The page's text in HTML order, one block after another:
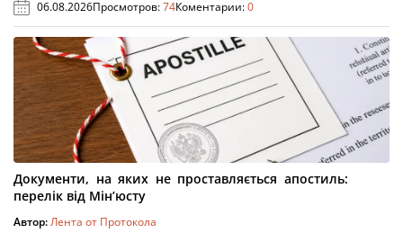
06.08.2026Просмотров:74Коментарии:0
Документи, на яких не проставляється апостиль:
перелік від Мін’юсту
Автор:Лента от Протокола